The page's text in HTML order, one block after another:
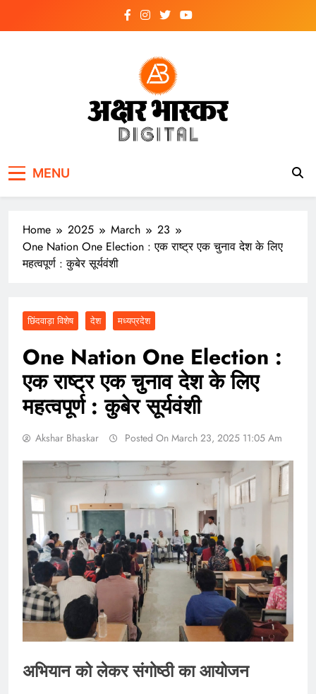
MENU
Home 2025 March
23
One Nation One Election : एक राष्ट्र एक चुनाव देश के लिए
महत्वपूर्ण : कुबेर सूर्यवंशी
छिंदवाड़ा विशेष देश मध्यप्रदेश
One Nation One Election :
एक राष्ट्र एक चुनाव देश के लिए
महत्वपूर्ण : कुबेर सूर्यवंशी
Akshar Bhaskar Posted On March 23, 2025 11:05 Am
अभियान को लेकर संगोष्ठी का आयोजन